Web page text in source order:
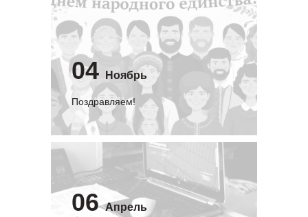
04 Ноябрь
Поздравляем!
06 Апрель